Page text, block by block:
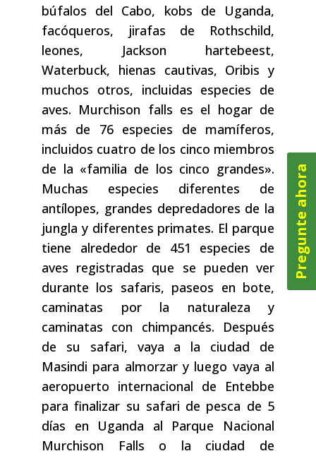
búfalos del Cabo, kobs de Uganda,
facóqueros, jirafas de Rothschild,
leones, Jackson hartebeest,
Waterbuck, hienas cautivas, Oribis y
muchos otros, incluidas especies de
aves. Murchison falls es el hogar de
más de 76 especies de mamíferos,
incluidos cuatro de los cinco miembros
de la «familia de los cinco grandes».
Muchas especies diferentes de
antílopes, grandes depredadores de la
jungla y diferentes primates. El parque
tiene alrededor de 451 especies de
aves registradas que se pueden ver
durante los safaris, paseos en bote,
caminatas por la naturaleza y
caminatas con chimpancés. Después
de su safari, vaya a la ciudad de
Masindi para almorzar y luego vaya al
aeropuerto internacional de Entebbe
para finalizar su safari de pesca de 5
días en Uganda al Parque Nacional
Murchison Falls o la ciudad de
Pregunte ahora